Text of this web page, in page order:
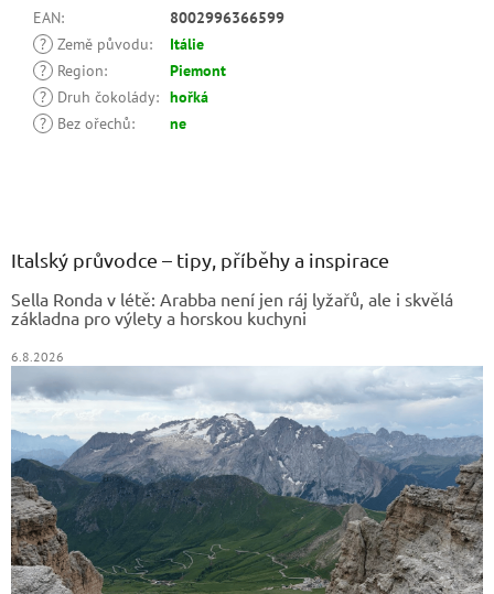
EAN:
8002996366599
? Země původu:
Itálie
?
Region:
Piemont
?
Druh čokolády: hořká
?
Bez ořechů: ne
Italský průvodce – tipy, příběhy a inspirace
Sella Ronda v létě: Arabba není jen ráj lyžařů, ale i skvělá
základna pro výlety a horskou kuchyni
6.8.2026